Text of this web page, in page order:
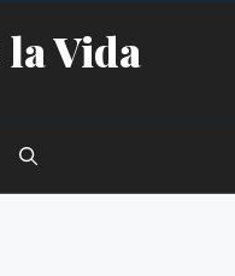
la Vida